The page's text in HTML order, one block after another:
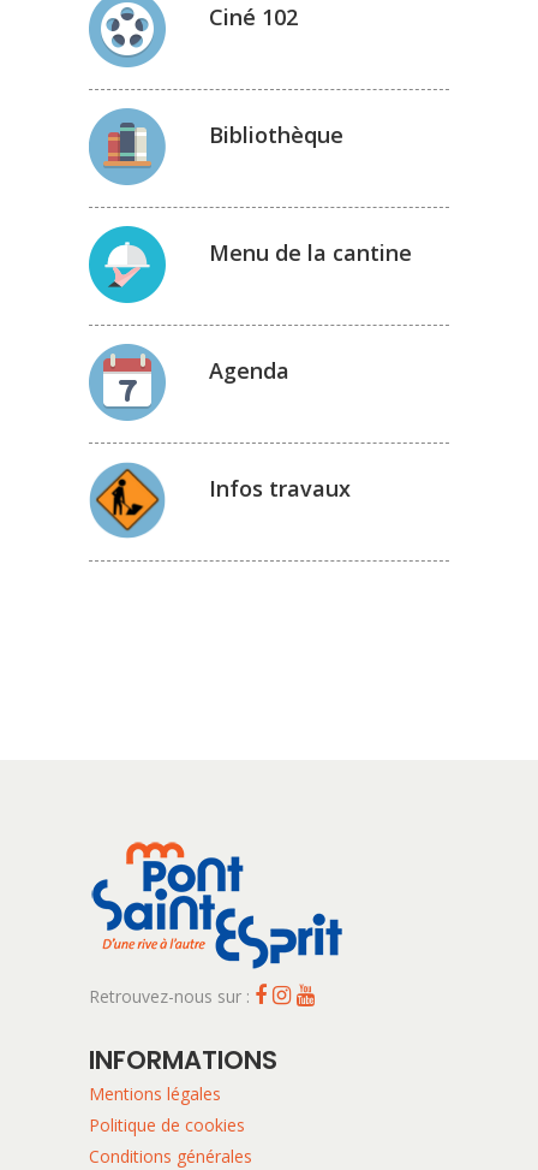
Ciné 102
Bibliothèque
Menu de la cantine
Agenda
Infos travaux
Retrouvez-nous sur :
INFORMATIONS
Mentions légales
Politique de cookies
Conditions générales